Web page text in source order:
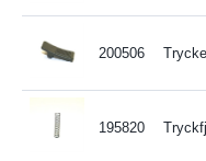
200506 Trycke
195820